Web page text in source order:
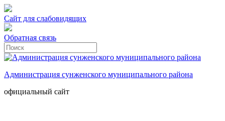
Сайт для слабовидящих
Обратная связь
Администрация сунженского муниципального района
официальный сайт